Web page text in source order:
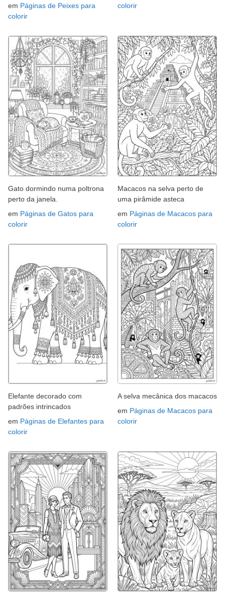
em Páginas de Peixes para
colorir
colorir
Gato dormindo numa poltrona
perto da janela.
em Páginas de Gatos para
colorir
Macacos na selva perto de
uma pirâmide asteca
em Páginas de Macacos para
colorir
Elefante decorado com
padrões intrincados
em Páginas de Elefantes para
colorir
A selva mecânica dos macacos
em Páginas de Macacos para
colorir